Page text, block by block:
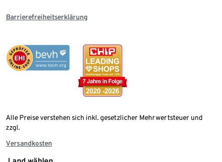
Barrierefreiheitserklärung
Alle Preise verstehen sich inkl. gesetzlicher Mehrwertsteuer und
zzgl.
Versandkosten